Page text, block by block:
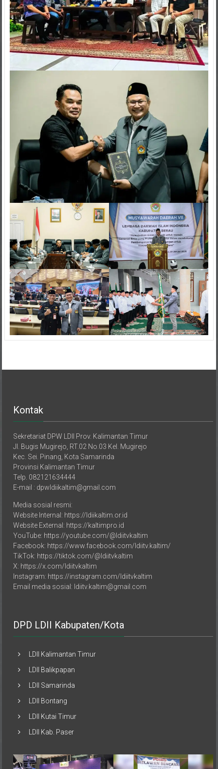
Jl. Bugis Mugirejo, RT.02 No.03 Kel. Mugirejo
Kec. Sei. Pinang, Kota Samarinda
Provinsi Kalimantan Timur
Telp. 082121634444
E-mail : dpwldiikaltim@gmail.com
Website Internal: https://ldiikaltim.or.id
Website External: https://kaltimpro.id
YouTube: https://youtube.com/@ldiitvkaltim
Facebook: https://www.facebook.com/ldiitv.kaltim/
TikTok: https://tiktok.com/@ldiitvkaltim
X: https://x.com/ldiitvkaltim
Instagram: https://instagram.com/ldiitvkaltim
Email media sosial: ldiitv.kaltim@gmail.com
LDII Samarinda
LDII Kutai Timur